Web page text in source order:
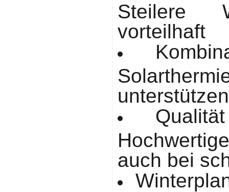
Steilere
vorteilhaft
unterstützen
auch bei